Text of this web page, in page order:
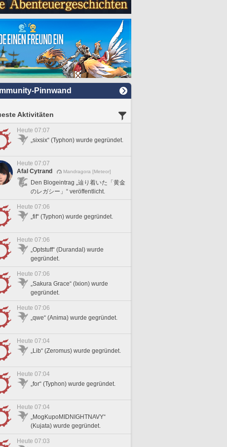
Pinnwand
Aktivitäten
Heute 07:07
„sixsix“ (Typhon) wurde gegründet.
Heute 07:07
Afal Cytrand
Mandragora [Meteor]
Den Blogeintrag „辿り着いた「黄金
のレガシー」“ veröffentlicht.
Heute 07:06
„fif“ (Typhon) wurde gegründet.
Heute 07:06
„Optstuff“ (Durandal) wurde
gegründet.
Heute 07:06
„Sakura Grace“ (Ixion) wurde
gegründet.
Heute 07:06
„qwe“ (Anima) wurde gegründet.
Heute 07:04
„Lib“ (Zeromus) wurde gegründet.
Heute 07:04
„for“ (Typhon) wurde gegründet.
Heute 07:04
„MogKupoMIDNIGHTNAVY“
(Kujata) wurde gegründet.
Heute 07:03